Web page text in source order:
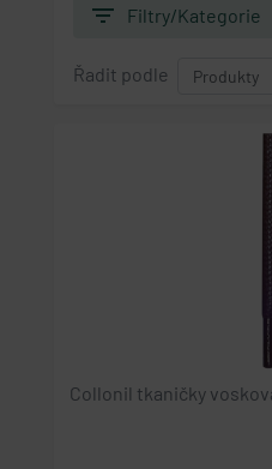
filter_list Filtry/Kategorie
Řadit podle
Collonil tkaničky